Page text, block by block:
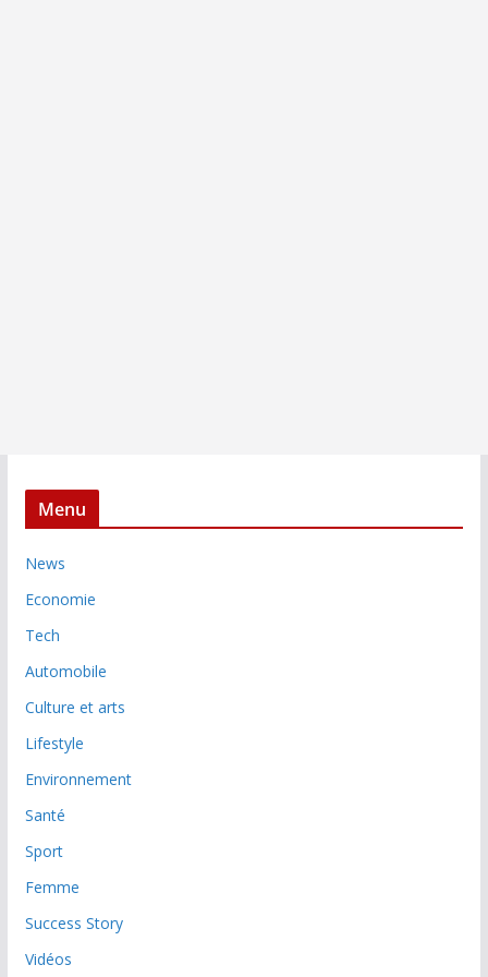
Menu
News
Economie
Tech
Automobile
Culture et arts
Lifestyle
Environnement
Santé
Sport
Femme
Success Story
Vidéos